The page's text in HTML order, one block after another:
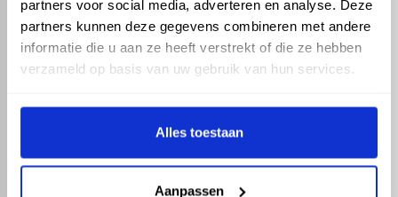
partners voor social media, adverteren en analyse. Deze
partners kunnen deze gegevens combineren met andere
informatie die u aan ze heeft verstrekt of die ze hebben
verzameld op basis van uw gebruik van hun services.
Alles toestaan
Aanpassen
ASSORTIMENT
Hemelwaterafvoer
Drukleiding
Beregening
Dak en gevel
KENNIS EN HULP
Klantenservice
Kennisbank